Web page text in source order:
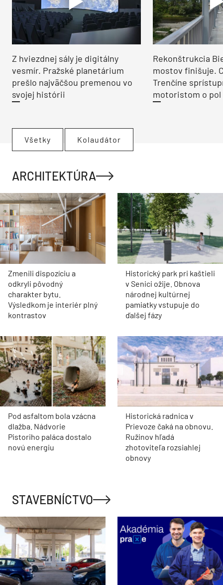
Z hviezdnej sály je digitálny
vesmír. Pražské planetárium
prešlo najväčšou premenou vo
svojej histórii
Rekonštrukcia
mostov finišuje.
Trenčíne
motoristom o pol
Všetky Kolaudátor
ARCHITEKTÚRA
Zmenili dispozíciu a
odkryli pôvodný
charakter bytu.
Výsledkom je interiér plný
kontrastov
Historický park pri kaštieli
v Senici ožije. Obnova
národnej kultúrnej
pamiatky vstupuje do
ďalšej fázy
Pod asfaltom bola vzácna
dlažba. Nádvorie
Pistoriho paláca dostalo
novú energiu
Historická radnica v
Prievoze čaká na obnovu.
Ružinov hľadá
zhotoviteľa rozsiahlej
obnovy
STAVEBNÍCTVO